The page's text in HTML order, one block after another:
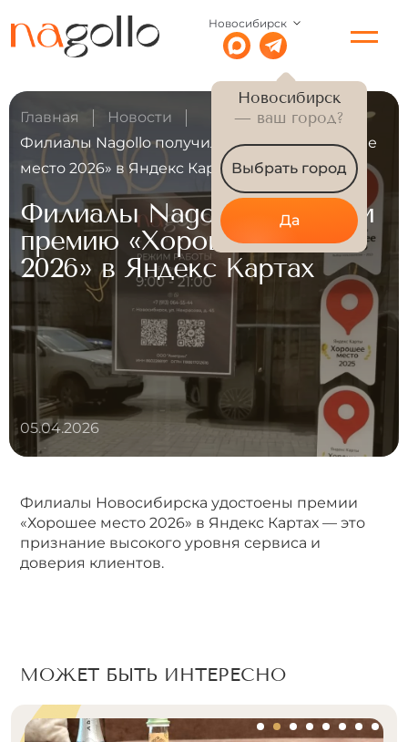
Новосибирск
Новосибирск
— ваш город?
Выбрать город
Да
Главная
Новости
Филиалы Nagollo получили премию «Хорошее
место 2026» в Яндекс Картах
Филиалы Nagollo получили
премию «Хорошее место
2026» в Яндекс Картах
05.04.2026
Филиалы Новосибирска удостоены премии
«Хорошее место 2026» в Яндекс Картах — это
признание высокого уровня сервиса и
доверия клиентов.
МОЖЕТ БЫТЬ ИНТЕРЕСНО